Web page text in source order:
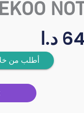
د.ا
أطلب من